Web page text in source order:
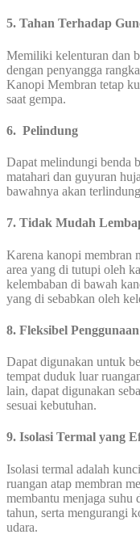
5. Tahan Terhadap
Memiliki kelenturan dan
dengan penyangga
Kanopi Membran tetap
saat gempa.
6. Pelindung
Dapat melindungi benda
matahari dan guyuran
bawahnya akan
7. Tidak Mudah
Karena kanopi membran
area yang di tutupi oleh
kelembaban di bawah
yang di sebabkan oleh
8. Fleksibel Penggunaan
Dapat digunakan untuk
tempat duduk luar
lain, dapat digunakan
sesuai kebutuhan.
9. Isolasi Termal yang
Isolasi termal adalah
ruangan atap membran
membantu menjaga suhu
tahun, serta mengurangi
udara.